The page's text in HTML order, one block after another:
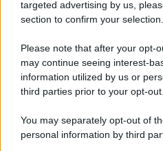
targeted advertising by us,
section to confirm your selection.
Please note that after your opt-
may continue seeing interest-
information utilized by us or
third parties prior to your opt-out.
You may separately opt-out of
personal information by third
© 2026 - Pianeta Design -
Registrata Al Tribunale Di
ISCRIZIONE AL ROC N.
(ASSOCIAZIONE